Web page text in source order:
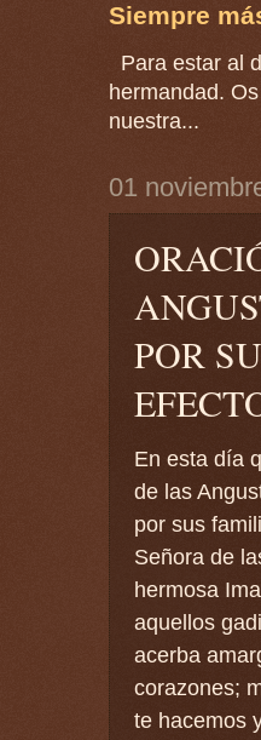
Siempre
Para estar al
hermandad.
nuestra...
01
POR
En esta día
de las
por sus
Señora de
hermosa
aquellos
acerba
corazones;
te hacemos